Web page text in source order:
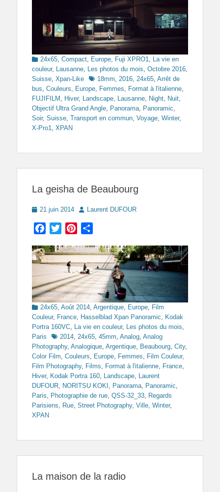
Categories
24x65, Compact, Europe, Fuji XPRO1, La vie en
couleur, Lausanne, Les photos du mois, Octobre 2016,
Suisse, Xpan-Like Tags18mm, 2016, 24x65, Arrêt de
bus, Couleurs, Europe, Femmes, Format à l'italienne,
FUJIFILM , Hiver, Landscape, Lausanne, Night, Nuit,
Objectif Ultra Grand Angle, Panorama, Panoramic,
Soir, Suisse, Transport en commun, Voyage, Winter,
X-Pro1, XPAN
La geisha de Beaubourg
Posted
21 juin 2014 AuthorLaurent DUFOUR
Facebook
TwitterPinterest
Categories
24x65, Août 2014, Argentique, Europe, Film
Couleur, France, Hasselblad Xpan Panoramic, Kodak
Portra 160VC, La vie en couleur, Les photos du mois,
Paris
Tags2014, 24x65, 45mm, Analog, Analog
Photography, Analogique, Argentique, Beaubourg, City,
Color Film, Couleurs, Europe, Femmes, Film Couleur,
Film Photography, Films, Format à l'italienne, France,
Hiver, Kodak Portra 160, Landscape, Laurent
DUFOUR, NORITSU KOKI , Panorama, Panoramic,
Paris, Photographie de rue, QSS-32_33, Regards
Parisiens, Rue, Street Photography, Ville, Winter,
XPAN
La maison de la radio